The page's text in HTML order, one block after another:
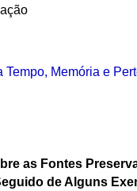
Tempo, Memória e
as Fontes
de Alguns